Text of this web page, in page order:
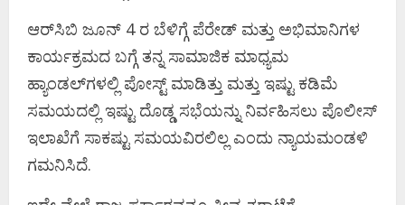
ಆರ್‌ಸಿಬಿ ಜೂನ್ 4 ರ ಬೆಳಿಗ್ಗೆ ಪೆರೇಡ್ ಮತ್ತು ಅಭಿಮಾನಿಗಳ
ಕಾರ್ಯಕ್ರಮದ ಬಗ್ಗೆ ತನ್ನ ಸಾಮಾಜಿಕ ಮಾಧ್ಯಮ
ಹ್ಯಾಂಡಲ್‌ಗಳಲ್ಲಿ ಪೋಸ್ಟ್ ಮಾಡಿತ್ತು ಮತ್ತು ಇಷ್ಟು ಕಡಿಮೆ
ಸಮಯದಲ್ಲಿ ಇಷ್ಟು ದೊಡ್ಡ ಸಭೆಯನ್ನು ನಿರ್ವಹಿಸಲು ಪೊಲೀಸ್
ಇಲಾಖೆಗೆ ಸಾಕಷ್ಟು ಸಮಯವಿರಲಿಲ್ಲ ಎಂದು ನ್ಯಾಯಮಂಡಳಿ
ಗಮನಿಸಿದೆ.